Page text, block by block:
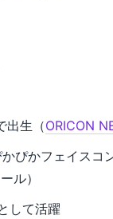
出生（ORICON
ぴかフェイスコ
ル）
して活躍